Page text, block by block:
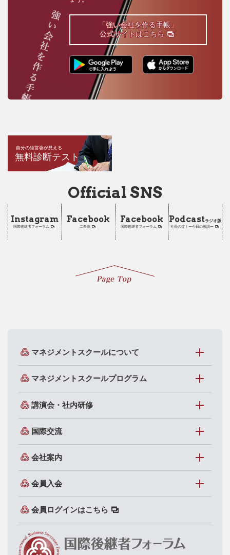
「強い会社を作る手帳」
公式サイトはこちら
自分の経営姿が見える
無料診断テスト
Official SNS
Instagram
国際後継者フォーラム
Facebook
二条彪
Facebook
国際後継者フォーラム
Podcastラジオ版
社長の掟！ー今日の教訓ー
マネジメントスクールについて
マネジメントスクールプログラム
講演会・社内研修
国際交流
会社案内
会員入会
会員ログインはこちら